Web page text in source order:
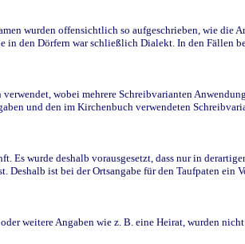
wurden offensichtlich so aufgeschrieben, wie die
in den Dörfern war schließlich Dialekt. In den Fällen
wobei mehrere Schreibvarianten
und den im Kirchenbuch verwendeten
Es wurde deshalb vorausgesetzt, dass nur in
ist bei der Ortsangabe für den Taufpaten ein
weitere Angaben wie z. B. eine Heirat, wurden nicht